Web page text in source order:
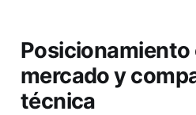
Posicionamiento
mercado y
técnica